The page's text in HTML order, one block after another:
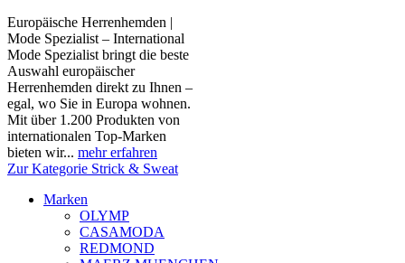
Europäische Herrenhemden |
Mode Spezialist – International
Mode Spezialist bringt die beste
Auswahl europäischer
Herrenhemden direkt zu Ihnen –
egal, wo Sie in Europa wohnen.
Mit über 1.200 Produkten von
internationalen Top-Marken
bieten wir... mehr erfahren
Zur Kategorie Strick & Sweat
Marken
OLYMP
CASAMODA
REDMOND